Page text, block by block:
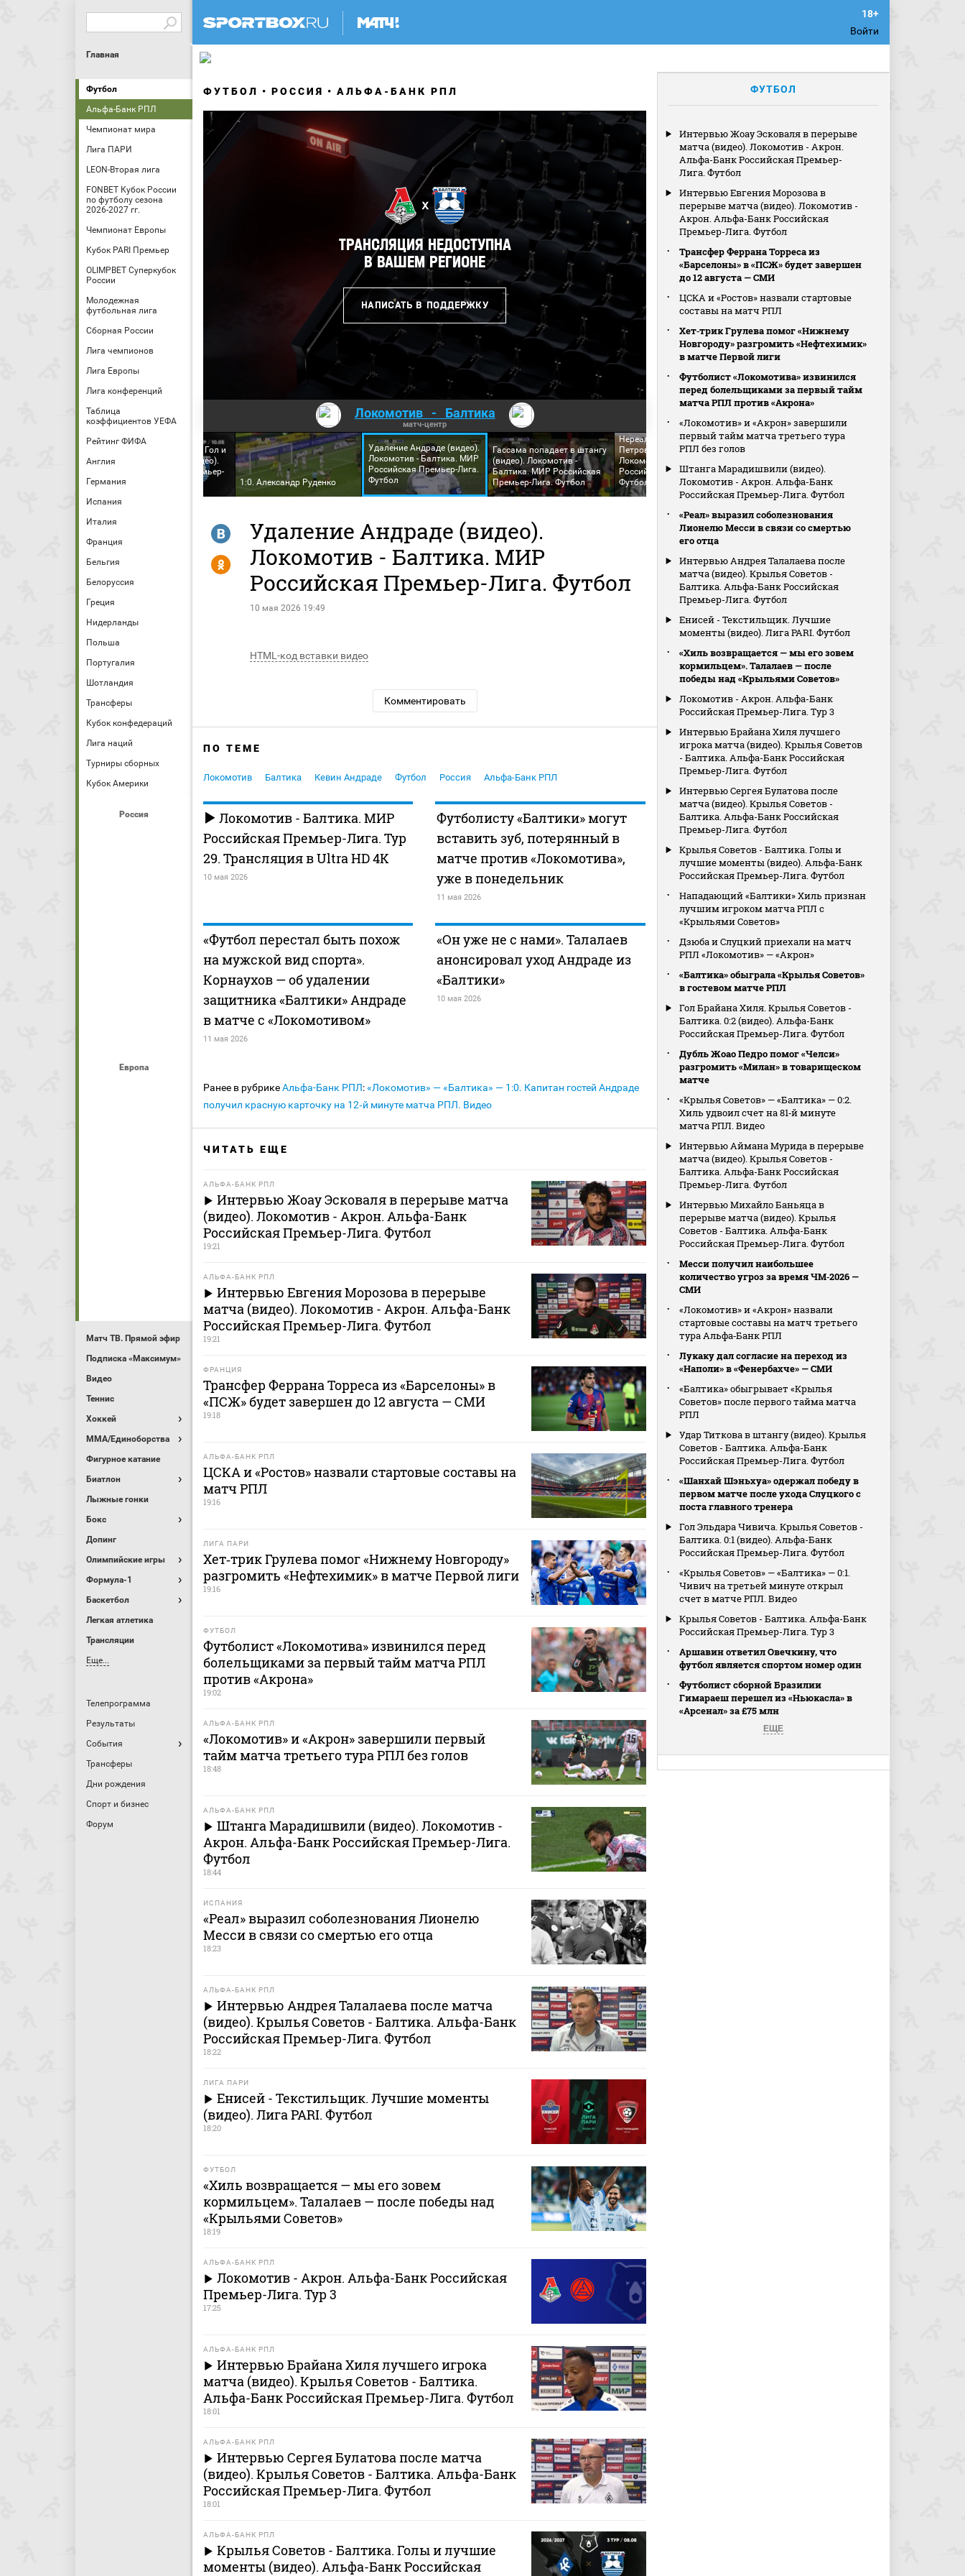
Войти
Главная
Футбол
Альфа-Банк РПЛ
Чемпионат мира
Лига ПАРИ
LEON-Вторая лига
FONBET Кубок России
по футболу сезона
2026-2027 гг.
Чемпионат Европы
Кубок PARI Премьер
OLIMPBET Суперкубок
России
Молодежная
футбольная лига
Сборная России
Лига чемпионов
Лига Европы
Лига конференций
Таблица
коэффициентов УЕФА
Рейтинг ФИФА
Англия
Германия
Испания
Италия
Франция
Бельгия
Белоруссия
Греция
Нидерланды
Польша
Португалия
Шотландия
Трансферы
Кубок конфедераций
Лига наций
Турниры сборных
Кубок Америки
Россия
Европа
Матч ТВ. Прямой эфир
Подписка «Максимум»
Видео
Теннис
Хоккей
MMA/Единоборства
Фигурное катание
Биатлон
Лыжные гонки
Бокс
Допинг
Олимпийские игры
Формула-1
Баскетбол
Легкая атлетика
Трансляции
Еще...
Телепрограмма
Результаты
События
Трансферы
Дни рождения
Спорт и бизнес
Форум
ФУТБОЛ РОССИЯ АЛЬФА-БАНК РПЛ
Локомотив - Балтика
матч-центр
Премьер-Лига.
Локомотив - Балтика. Гол и
лучшие моменты (видео).
МИР Российская Премьер-
Лига. Футбол
1:0. Александр Руденко
Удаление Андраде (видео).
Локомотив - Балтика. МИР
Российская Премьер-Лига.
Футбол
Гассама попадает в штангу
(видео). Локомотив -
Балтика. МИР Российская
Премьер-Лига. Футбол
Нереализованный пенальти
Петрова (видео).
Локомотив - Балтика. МИР
Российская Премьер-Лига.
Футбол
Ласерда после подката от
Балтика. МИР Российская
Премьер-Лига. Футбол
Удаление Андраде (видео).
Локомотив - Балтика. МИР
Российская Премьер-Лига. Футбол
10 мая 2026 19:49
R
Y
HTML-код вставки видео
Комментировать
ПО ТЕМЕ
Локомотив Балтика Кевин Андраде Футбол Россия Альфа-Банк РПЛ
Локомотив - Балтика. МИР
Российская Премьер-Лига. Тур
29. Трансляция в Ultra HD 4K
10 мая 2026
Футболисту «Балтики» могут
вставить зуб, потерянный в
матче против «Локомотива»,
уже в понедельник
11 мая 2026
«Футбол перестал быть похож
на мужской вид спорта».
Корнаухов — об удалении
защитника «Балтики» Андраде
в матче с «Локомотивом»
11 мая 2026
«Он уже не с нами». Талалаев
анонсировал уход Андраде из
«Балтики»
10 мая 2026
Ранее в рубрикеАльфа-Банк РПЛ:«Локомотив» — «Балтика» — 1:0. Капитан гостей Андраде
получил красную карточку на 12‑й минуте матча РПЛ. Видео
ЧИТАТЬ ЕЩЕ
АЛЬФА-БАНК РПЛ
Интервью Жоау Эсковаля в перерыве матча
(видео). Локомотив - Акрон. Альфа-Банк
Российская Премьер-Лига. Футбол
19:21
АЛЬФА-БАНК РПЛ
Интервью Евгения Морозова в перерыве
матча (видео). Локомотив - Акрон. Альфа-Банк
Российская Премьер-Лига. Футбол
19:21
ФРАНЦИЯ
Трансфер Феррана Торреса из «Барселоны» в
«ПСЖ» будет завершен до 12 августа — СМИ
19:18
АЛЬФА-БАНК РПЛ
ЦСКА и «Ростов» назвали стартовые составы на
матч РПЛ
19:16
ЛИГА ПАРИ
Хет‑трик Грулева помог «Нижнему Новгороду»
разгромить «Нефтехимик» в матче Первой лиги
19:16
ФУТБОЛ
Футболист «Локомотива» извинился перед
болельщиками за первый тайм матча РПЛ
против «Акрона»
19:02
АЛЬФА-БАНК РПЛ
«Локомотив» и «Акрон» завершили первый
тайм матча третьего тура РПЛ без голов
18:48
АЛЬФА-БАНК РПЛ
Штанга Марадишвили (видео). Локомотив -
Акрон. Альфа-Банк Российская Премьер-Лига.
Футбол
18:44
ИСПАНИЯ
«Реал» выразил соболезнования Лионелю
Месси в связи со смертью его отца
18:23
АЛЬФА-БАНК РПЛ
Интервью Андрея Талалаева после матча
(видео). Крылья Советов - Балтика. Альфа-Банк
Российская Премьер-Лига. Футбол
18:22
ЛИГА ПАРИ
Енисей - Текстильщик. Лучшие моменты
(видео). Лига PARI. Футбол
18:20
ФУТБОЛ
«Хиль возвращается — мы его зовем
кормильцем». Талалаев — после победы над
«Крыльями Советов»
18:19
АЛЬФА-БАНК РПЛ
Локомотив - Акрон. Альфа-Банк Российская
Премьер-Лига. Тур 3
17:25
АЛЬФА-БАНК РПЛ
Интервью Брайана Хиля лучшего игрока
матча (видео). Крылья Советов - Балтика.
Альфа-Банк Российская Премьер-Лига. Футбол
18:01
АЛЬФА-БАНК РПЛ
Интервью Сергея Булатова после матча
(видео). Крылья Советов - Балтика. Альфа-Банк
Российская Премьер-Лига. Футбол
18:01
АЛЬФА-БАНК РПЛ
Крылья Советов - Балтика. Голы и лучшие
моменты (видео). Альфа-Банк Российская
ФУТБОЛ
Интервью Жоау Эсковаля в перерыве
матча (видео). Локомотив - Акрон.
Альфа-Банк Российская Премьер-
Лига. Футбол
Интервью Евгения Морозова в
перерыве матча (видео). Локомотив -
Акрон. Альфа-Банк Российская
Премьер-Лига. Футбол
Трансфер Феррана Торреса из
«Барселоны» в «ПСЖ» будет завершен
до 12 августа — СМИ
ЦСКА и «Ростов» назвали стартовые
составы на матч РПЛ
Хет‑трик Грулева помог «Нижнему
Новгороду» разгромить «Нефтехимик»
в матче Первой лиги
Футболист «Локомотива» извинился
перед болельщиками за первый тайм
матча РПЛ против «Акрона»
«Локомотив» и «Акрон» завершили
первый тайм матча третьего тура
РПЛ без голов
Штанга Марадишвили (видео).
Локомотив - Акрон. Альфа-Банк
Российская Премьер-Лига. Футбол
«Реал» выразил соболезнования
Лионелю Месси в связи со смертью
его отца
Интервью Андрея Талалаева после
матча (видео). Крылья Советов -
Балтика. Альфа-Банк Российская
Премьер-Лига. Футбол
Енисей - Текстильщик. Лучшие
моменты (видео). Лига PARI. Футбол
«Хиль возвращается — мы его зовем
кормильцем». Талалаев — после
победы над «Крыльями Советов»
Локомотив - Акрон. Альфа-Банк
Российская Премьер-Лига. Тур 3
Интервью Брайана Хиля лучшего
игрока матча (видео). Крылья Советов
- Балтика. Альфа-Банк Российская
Премьер-Лига. Футбол
Интервью Сергея Булатова после
матча (видео). Крылья Советов -
Балтика. Альфа-Банк Российская
Премьер-Лига. Футбол
Крылья Советов - Балтика. Голы и
лучшие моменты (видео). Альфа-Банк
Российская Премьер-Лига. Футбол
Нападающий «Балтики» Хиль признан
лучшим игроком матча РПЛ с
«Крыльями Советов»
Дзюба и Слуцкий приехали на матч
РПЛ «Локомотив» — «Акрон»
«Балтика» обыграла «Крылья Советов»
в гостевом матче РПЛ
Гол Брайана Хиля. Крылья Советов -
Балтика. 0:2 (видео). Альфа-Банк
Российская Премьер-Лига. Футбол
Дубль Жоао Педро помог «Челси»
разгромить «Милан» в товарищеском
матче
«Крылья Советов» — «Балтика» — 0:2.
Хиль удвоил счет на 81‑й минуте
матча РПЛ. Видео
Интервью Аймана Мурида в перерыве
матча (видео). Крылья Советов -
Балтика. Альфа-Банк Российская
Премьер-Лига. Футбол
Интервью Михайло Баньяца в
перерыве матча (видео). Крылья
Советов - Балтика. Альфа-Банк
Российская Премьер-Лига. Футбол
Месси получил наибольшее
количество угроз за время ЧМ‑2026 —
СМИ
«Локомотив» и «Акрон» назвали
стартовые составы на матч третьего
тура Альфа‑Банк РПЛ
Лукаку дал согласие на переход из
«Наполи» в «Фенербахче» — СМИ
«Балтика» обыгрывает «Крылья
Советов» после первого тайма матча
РПЛ
Удар Титкова в штангу (видео). Крылья
Советов - Балтика. Альфа-Банк
Российская Премьер-Лига. Футбол
«Шанхай Шэньхуа» одержал победу в
первом матче после ухода Слуцкого с
поста главного тренера
Гол Эльдара Чивича. Крылья Советов -
Балтика. 0:1 (видео). Альфа-Банк
Российская Премьер-Лига. Футбол
«Крылья Советов» — «Балтика» — 0:1.
Чивич на третьей минуте открыл
счет в матче РПЛ. Видео
Крылья Советов - Балтика. Альфа-Банк
Российская Премьер-Лига. Тур 3
Аршавин ответил Овечкину, что
футбол является спортом номер один
Футболист сборной Бразилии
Гимараеш перешел из «Ньюкасла» в
«Арсенал» за £75 млн
ЕЩЕ